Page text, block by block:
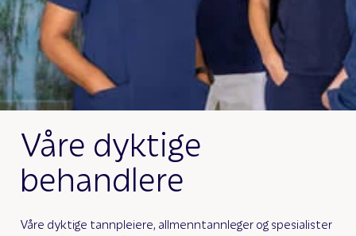
Våre dyktige
behandlere
Våre dyktige tannpleiere, allmenntannleger og spesialister